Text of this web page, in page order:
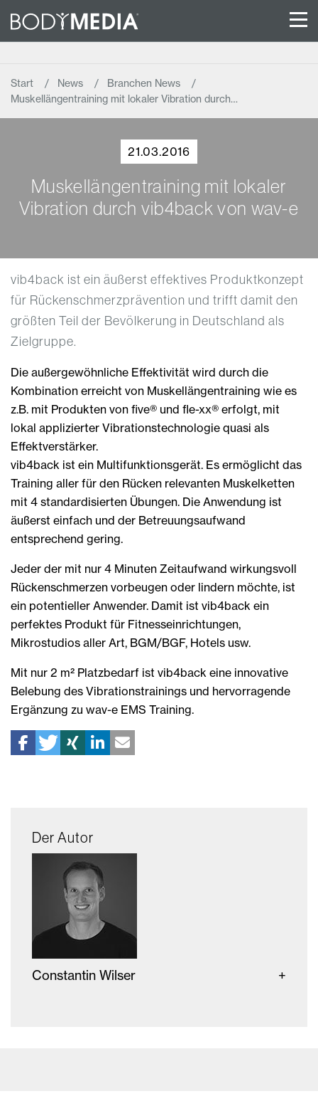
Start News
Branchen News
Muskellängentraining mit lokaler Vibration durch…
21.03.2016
Muskellängentraining mit lokaler
Vibration durch vib4back von wav-e
vib4back ist ein äußerst effektives Produktkonzept
für Rückenschmerzprävention und trifft damit den
größten Teil der Bevölkerung in Deutschland als
Zielgruppe.
Die außergewöhnliche Effektivität wird durch die
Kombination erreicht von Muskellängentraining wie es
z.B. mit Produkten von five® und fle-xx® erfolgt, mit
lokal applizierter Vibrationstechnologie quasi als
Effektverstärker.
vib4back ist ein Multifunktionsgerät. Es ermöglicht das
Training aller für den Rücken relevanten Muskelketten
mit 4 standardisierten Übungen. Die Anwendung ist
äußerst einfach und der Betreuungsaufwand
entsprechend gering.
Jeder der mit nur 4 Minuten Zeitaufwand wirkungsvoll
Rückenschmerzen vorbeugen oder lindern möchte, ist
ein potentieller Anwender. Damit ist vib4back ein
perfektes Produkt für Fitnesseinrichtungen,
Mikrostudios aller Art, BGM/BGF, Hotels usw.
Mit nur 2 m² Platzbedarf ist vib4back eine innovative
Belebung des Vibrationstrainings und hervorragende
Ergänzung zu wav-e EMS Training.
Der Autor
Constantin Wilser